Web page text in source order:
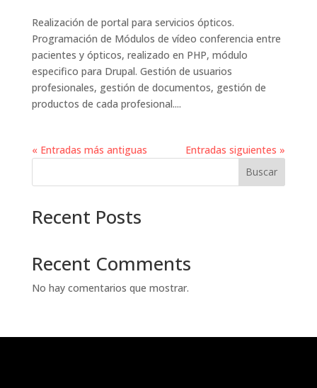
Realización de portal para servicios ópticos.
Programación de Módulos de vídeo conferencia entre
pacientes y ópticos, realizado en PHP, módulo
especifico para Drupal. Gestión de usuarios
profesionales, gestión de documentos, gestión de
productos de cada profesional....
« Entradas más antiguas
Entradas siguientes »
Buscar
Recent Posts
Recent Comments
No hay comentarios que mostrar.